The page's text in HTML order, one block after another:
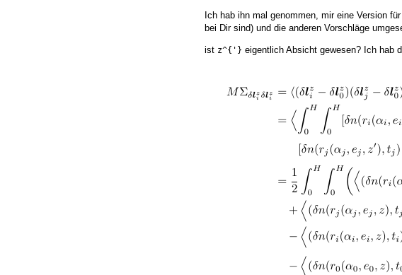
Ich hab ihn mal genommen, mir eine Version für
bei Dir sind) und die anderen Vorschläge
ist z^{'} eigentlich Absicht gewesen? Ich hab